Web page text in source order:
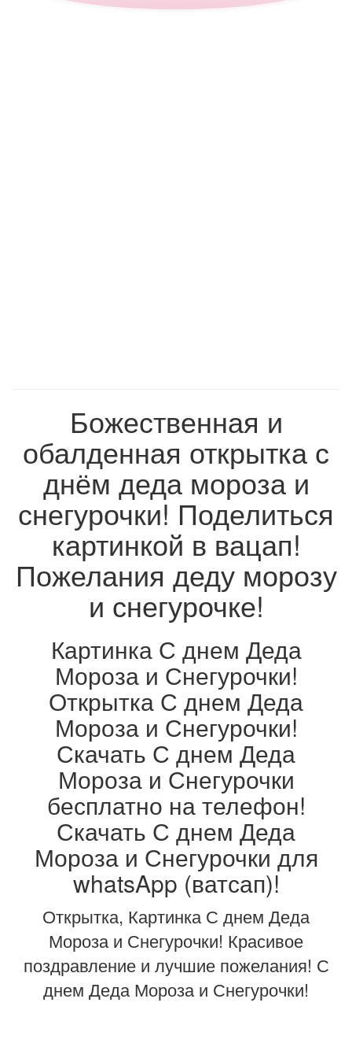
Божественная и
обалденная открытка с
днём деда мороза и
снегурочки! Поделиться
картинкой в вацап!
Пожелания деду морозу
и снегурочке!
Картинка С днем Деда
Мороза и Снегурочки!
Открытка С днем Деда
Мороза и Снегурочки!
Скачать С днем Деда
Мороза и Снегурочки
бесплатно на телефон!
Скачать С днем Деда
Мороза и Снегурочки для
whatsApp (ватсап)!
Открытка, Картинка С днем Деда
Мороза и Снегурочки! Красивое
поздравление и лучшие пожелания! С
днем Деда Мороза и Снегурочки!